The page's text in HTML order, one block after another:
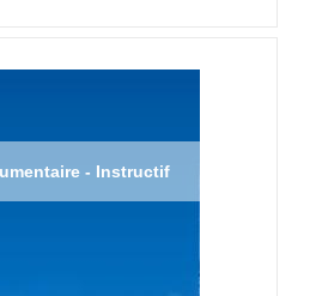
- Instructif